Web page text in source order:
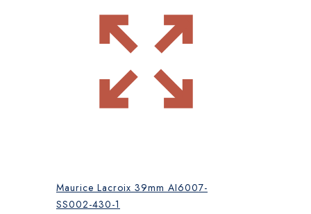
Maurice Lacroix 39mm AI6007-
SS002-430-1